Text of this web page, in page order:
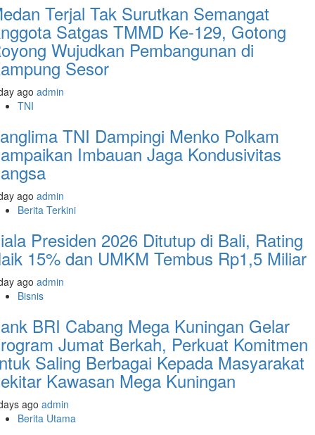
Terjal Tak Surutkan Semangat
Satgas TMMD Ke-129, Gotong
Wujudkan Pembangunan di
Sesor
ago admin
TNI
TNI Dampingi Menko Polkam
Imbauan Jaga Kondusivitas
ago admin
Berita Terkini
Presiden 2026 Ditutup di Bali, Rating
15% dan UMKM Tembus Rp1,5 Miliar
ago admin
Bisnis
BRI Cabang Mega Kuningan Gelar
Jumat Berkah, Perkuat Komitmen
Saling Berbagai Kepada Masyarakat
Kawasan Mega Kuningan
ago admin
Berita Utama